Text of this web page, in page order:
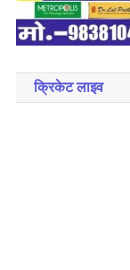
क्रिकेट लाइव